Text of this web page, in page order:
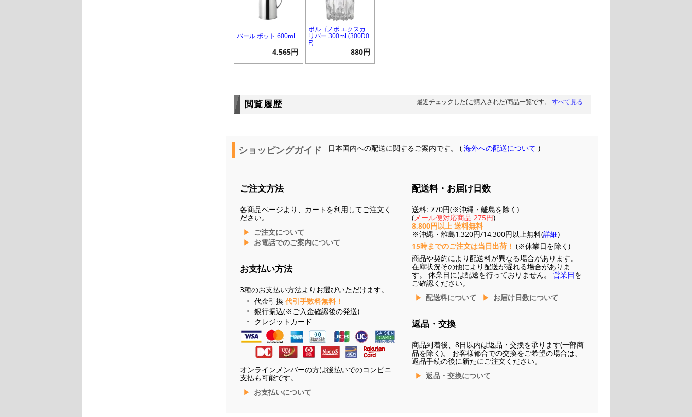
バール ポット 600ml
4,565円
ボルゴノボ エクスカ
リバー 300ml (300D0
F)
880円
閲覧履歴 最近チェックした(ご購入された)商品一覧です。 すべて見る
ショッピングガイド 日本国内への配送に関するご案内です。 (海外への配送について )
ご注文方法
各商品ページより、カートを利用してご注文く
ださい。
ご注文について
お電話でのご案内について
お支払い方法
3種のお支払い方法よりお選びいただけます。
代金引換 代引手数料無料！
銀行振込(※ご入金確認後の発送)
クレジットカード
オンラインメンバーの方は後払いでのコンビニ
支払も可能です。
お支払いについて
配送料・お届け日数
送料: 770円(※沖縄・離島を除く)
(メール便対応商品 275円)
8,800円以上 送料無料
※沖縄・離島1,320円/14,300円以上無料(詳細)
15時までのご注文は当日出荷！ (※休業日を除く)
商品や契約により配送料が異なる場合があります。
在庫状況その他により配送が遅れる場合がありま
す。 休業日には配送を行っておりません。 営業日を
ご確認ください。
配送料について
お届け日数について
返品・交換
商品到着後、8日以内は返品・交換を承ります(一部商
品を除く)。 お客様都合での交換をご希望の場合は、
返品手続の後に新たにご注文ください。
返品・交換について